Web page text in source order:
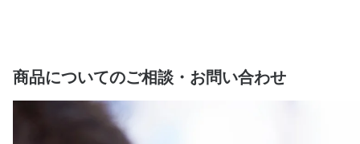
商品についてのご相談・お問い合わせ